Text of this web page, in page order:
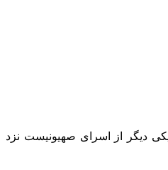
دیگر از اسرای صهیونیست نزد